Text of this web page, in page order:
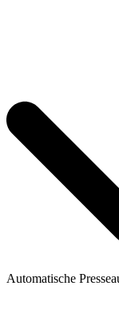
Automatische